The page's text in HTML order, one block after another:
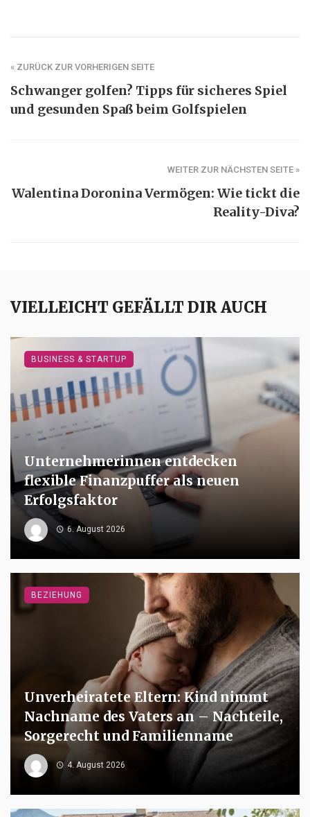
« ZURÜCK ZUR VORHERIGEN SEITE
Schwanger golfen? Tipps für sicheres Spiel
und gesunden Spaß beim Golfspielen
WEITER ZUR NÄCHSTEN SEITE »
Walentina Doronina Vermögen: Wie tickt die
Reality-Diva?
VIELLEICHT GEFÄLLT DIR AUCH
Unternehmerinnen entdecken
flexible Finanzpuffer als neuen
Erfolgsfaktor
6. August 2026
BUSINESS & STARTUP
Unverheiratete Eltern: Kind nimmt
Nachname des Vaters an – Nachteile,
Sorgerecht und Familienname
4. August 2026
BEZIEHUNG